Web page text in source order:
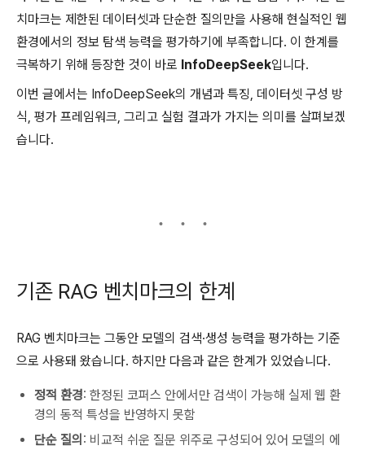
치마크는 제한된 데이터셋과 단순한 질의만을 사용해 현실적인 웹
환경에서의 정보 탐색 능력을 평가하기에 부족합니다. 이 한계를
극복하기 위해 등장한 것이 바로 InfoDeepSeek입니다.
이번 글에서는 InfoDeepSeek의 개념과 특징, 데이터셋 구성 방
식, 평가 프레임워크, 그리고 실험 결과가 가지는 의미를 살펴보겠
습니다.
기존 RAG 벤치마크의 한계
RAG 벤치마크는 그동안 모델의 검색·생성 능력을 평가하는 기준
으로 사용돼 왔습니다. 하지만 다음과 같은 한계가 있었습니다.
정적 환경: 한정된 코퍼스 안에서만 검색이 가능해 실제 웹 환
경의 동적 특성을 반영하지 못함
단순 질의 : 비교적 쉬운 질문 위주로 구성되어 있어 모델의 에